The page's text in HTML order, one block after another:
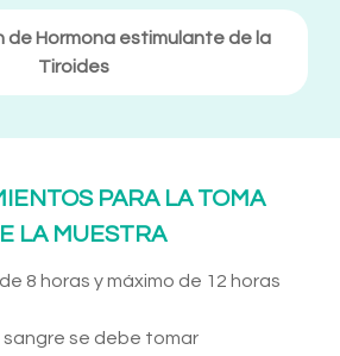
de Hormona estimulante de la
Tiroides
PARA LA TOMA
LA MUESTRA
8 horas y máximo de 12 horas
sangre se debe tomar